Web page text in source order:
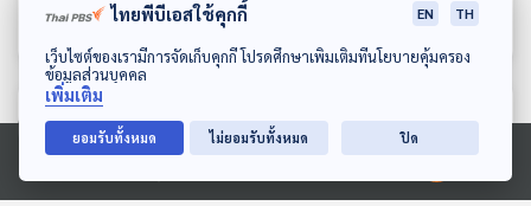
ดาวน์โหลด Thai PBS Podcast Application
Ⓒ 2020 องค์การกระจายเสียงและแพร่ภาพสาธารณะแห่งประเทศไทย
ไม่มีในบท
ตอนที่เกี่ยวข้อง
ไทยพีบีเอสใช้คุกกี้ EN TH
เว็บไซต์ของเรามีการจัดเก็บคุกกี้ โปรดศึกษาเพิ่มเติมที่นโยบายคุ้มครอง
ข้อมูลส่วนบุคคล
เพิ่มเติม
ยอมรับทั้งหมด ไม่ยอมรับทั้งหมด ปิด